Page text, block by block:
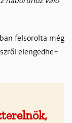
fel­so­rol­ta még
elen­ged­he­